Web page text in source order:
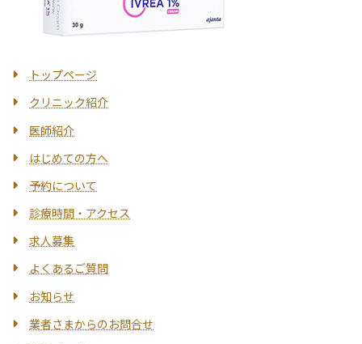
トップページ
クリニック紹介
医師紹介
はじめての方へ
予約について
診療時間・アクセス
求人募集
よくあるご質問
お知らせ
業者さまからのお問合せ